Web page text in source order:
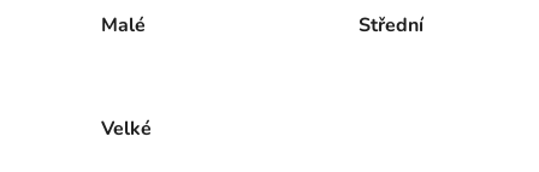
Malé Střední
Velké